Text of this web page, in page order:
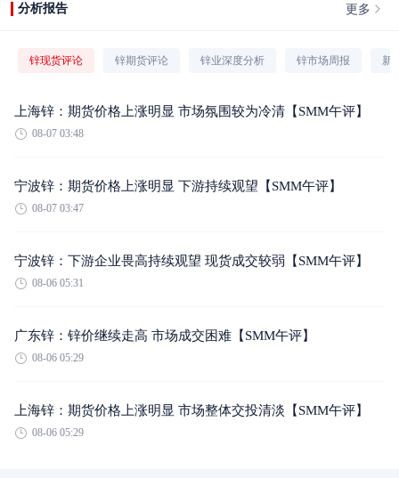
分析报告 更多
锌现货评论 锌期货评论 锌业深度分析 锌市场周报 新
上海锌：期货价格上涨明显 市场氛围较为冷清【SMM午评】
08-07 03:48
宁波锌：期货价格上涨明显 下游持续观望【SMM午评】
08-07 03:47
宁波锌：下游企业畏高持续观望 现货成交较弱【SMM午评】
08-06 05:31
广东锌：锌价继续走高 市场成交困难【SMM午评】
08-06 05:29
上海锌：期货价格上涨明显 市场整体交投清淡【SMM午评】
08-06 05:29